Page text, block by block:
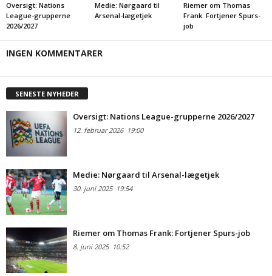
Oversigt: Nations
League-grupperne
2026/2027
Medie: Nørgaard til
Arsenal-lægetjek
Riemer om Thomas
Frank: Fortjener Spurs-
job
INGEN KOMMENTARER
SENESTE NYHEDER
Oversigt: Nations League-grupperne 2026/2027
12. februar 202619:00
Medie: Nørgaard til Arsenal-lægetjek
30. juni 202519:54
Riemer om Thomas Frank: Fortjener Spurs-job
8. juni 202510:52